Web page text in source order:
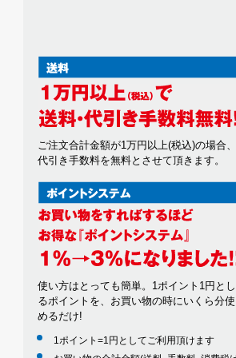
ご注文合計金額が1万円以上(税込)の場合
代引き手数料を無料とさせて頂きます。
使い方はとっても簡単。1ポイント1円と
るポイントを、お買い物の時にいくら分
めるだけ!
1ポイント=1円としてご利用頂けます